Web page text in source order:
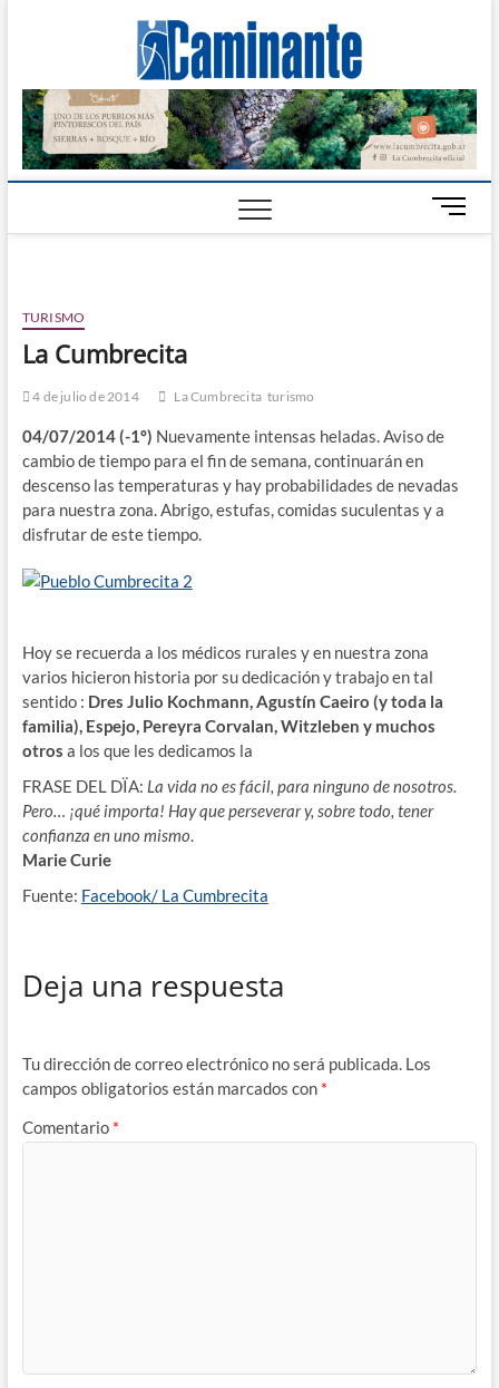
Digital
CALAMUCHITA
B
o
TURISMO
La Cumbrecita
4 de julio de 2014 La Cumbrecita turismo
04/07/2014 (-1º) Nuevamente intensas heladas. Aviso de
cambio de tiempo para el fin de semana, continuarán en
descenso las temperaturas y hay probabilidades de nevadas
para nuestra zona. Abrigo, estufas, comidas suculentas y a
disfrutar de este tiempo.
Hoy se recuerda a los médicos rurales y en nuestra zona
varios hicieron historia por su dedicación y trabajo en tal
sentido : Dres Julio Kochmann, Agustín Caeiro (y toda la
familia), Espejo, Pereyra Corvalan, Witzleben y muchos
otros a los que les dedicamos la
FRASE DEL DÏA: La vida no es fácil, para ninguno de nosotros.
Pero… ¡qué importa! Hay que perseverar y, sobre todo, tener
confianza en uno mismo.
Marie Curie
Fuente: Facebook/ La Cumbrecita
Deja una respuesta
Tu dirección de correo electrónico no será publicada. Los
campos obligatorios están marcados con *
Comentario *